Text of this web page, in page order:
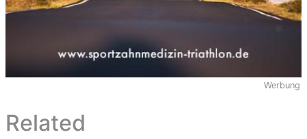
Werbung
Related